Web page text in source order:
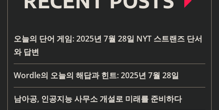
오늘의 단어 게임: 2025년 7월 28일 NYT 스트랜즈 단서
와 답변
Wordle의 오늘의 해답과 힌트: 2025년 7월 28일
남아공, 인공지능 사무소 개설로 미래를 준비하다